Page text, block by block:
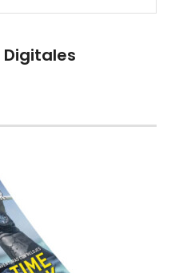
Digitales